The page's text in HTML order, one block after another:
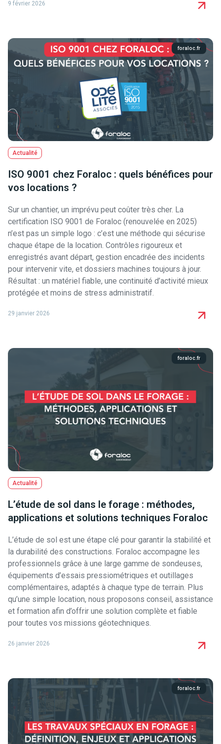
9 février 2026
foraloc.fr
Actualité
ISO 9001 chez Foraloc : quels bénéfices pour
vos locations ?
Sur un chantier, un imprévu peut coûter très cher. La
certification ISO 9001 de Foraloc (renouvelée en 2025)
n’est pas un simple logo : c’est une méthode qui sécurise
chaque étape de la location. Contrôles rigoureux et
enregistrés avant départ, gestion encadrée des incidents
pour intervenir vite, et dossiers machines toujours à jour.
Résultat : un matériel fiable, une continuité d’activité mieux
protégée et moins de stress administratif.
29 janvier 2026
foraloc.fr
Actualité
L’étude de sol dans le forage : méthodes,
applications et solutions techniques Foraloc
L’étude de sol est une étape clé pour garantir la stabilité et
la durabilité des constructions. Foraloc accompagne les
professionnels grâce à une large gamme de sondeuses,
équipements d’essais pressiométriques et outillages
complémentaires, adaptés à chaque type de terrain. Plus
qu’une simple location, nous proposons conseil, assistance
et formation afin d’offrir une solution complète et fiable
pour toutes vos missions géotechniques.
26 janvier 2026
foraloc.fr